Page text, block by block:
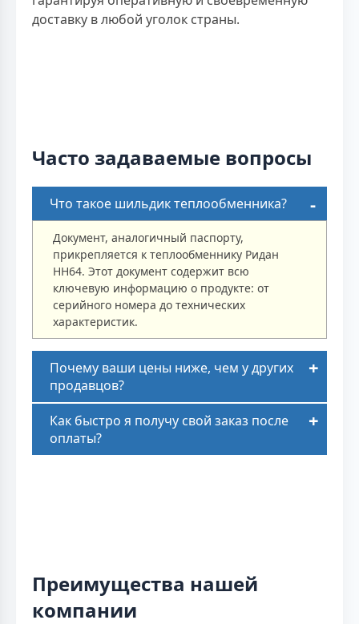
доставку в любой уголок страны.
Часто задаваемые вопросы
Что такое шильдик теплообменника?
Документ, аналогичный паспорту,
прикрепляется к теплообменнику Ридан
НН64. Этот документ содержит всю
ключевую информацию о продукте: от
серийного номера до технических
характеристик.
Почему ваши цены ниже, чем у других
продавцов?
Как быстро я получу свой заказ после
оплаты?
Преимущества нашей
компании